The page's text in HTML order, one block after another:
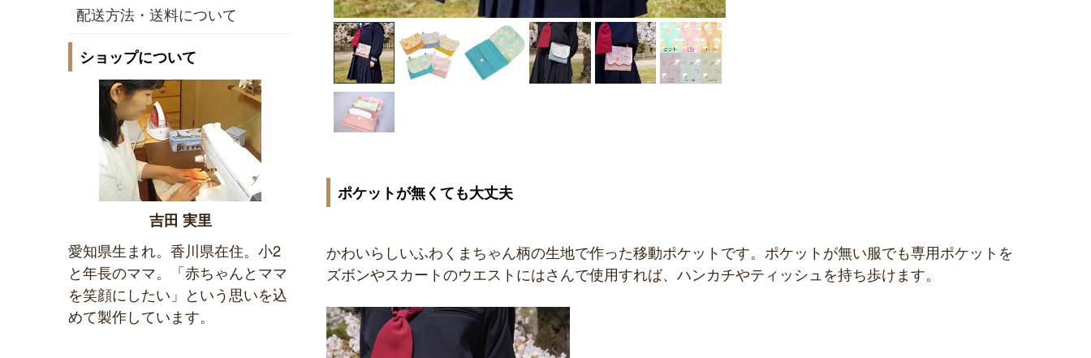
ポケットが無くても大丈夫
かわいらしいふわくまちゃん柄の生地で作った移動ポケットです。ポケットが無い服でも専用ポケットを
ズボンやスカートのウエストにはさんで使用すれば、ハンカチやティッシュを持ち歩けます。
配送方法・送料について
ショップについて
吉田 実里
愛知県生まれ。香川県在住。小2
と年長のママ。「赤ちゃんとママ
を笑顔にしたい」という思いを込
めて製作しています。